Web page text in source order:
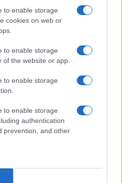
to enable storage
cookies on web or
to enable storage
of the website or app.
to enable storage
to enable storage
authentication
prevention, and other
cómo murió
100
que había muerto…